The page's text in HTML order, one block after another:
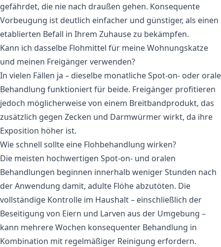
gefährdet, die nie nach draußen gehen. Konsequente
Vorbeugung ist deutlich einfacher und günstiger, als einen
etablierten Befall in Ihrem Zuhause zu bekämpfen.
Kann ich dasselbe Flohmittel für meine Wohnungskatze
und meinen Freigänger verwenden?
In vielen Fällen ja – dieselbe monatliche Spot-on- oder orale
Behandlung funktioniert für beide. Freigänger profitieren
jedoch möglicherweise von einem Breitbandprodukt, das
zusätzlich gegen Zecken und Darmwürmer wirkt, da ihre
Exposition höher ist.
Wie schnell sollte eine Flohbehandlung wirken?
Die meisten hochwertigen Spot-on- und oralen
Behandlungen beginnen innerhalb weniger Stunden nach
der Anwendung damit, adulte Flöhe abzutöten. Die
vollständige Kontrolle im Haushalt – einschließlich der
Beseitigung von Eiern und Larven aus der Umgebung –
kann mehrere Wochen konsequenter Behandlung in
Kombination mit regelmäßiger Reinigung erfordern.